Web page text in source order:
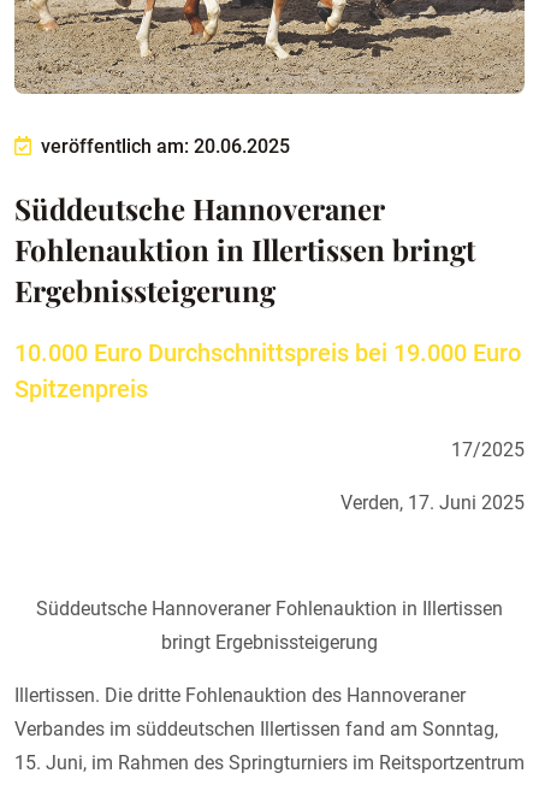
veröffentlich am: 20.06.2025
Süddeutsche Hannoveraner
Fohlenauktion in Illertissen bringt
Ergebnissteigerung
10.000 Euro Durchschnittspreis bei 19.000 Euro
Spitzenpreis
17/2025
Verden, 17. Juni 2025
Süddeutsche Hannoveraner Fohlenauktion in Illertissen
bringt Ergebnissteigerung
Illertissen. Die dritte Fohlenauktion des Hannoveraner
Verbandes im süddeutschen Illertissen fand am Sonntag,
15. Juni, im Rahmen des Springturniers im Reitsportzentrum